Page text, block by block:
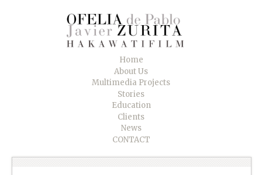
Home
About Us
Multimedia Projects
Stories
Education
Clients
News
CONTACT